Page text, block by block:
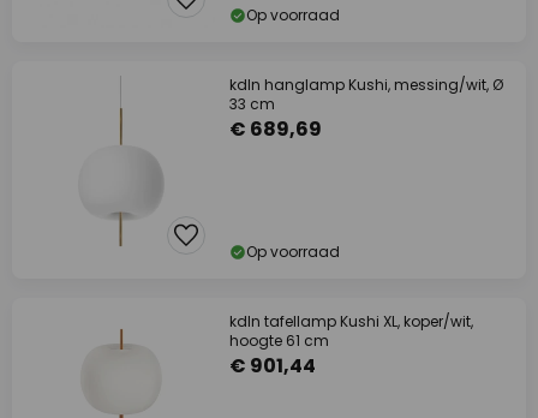
Op voorraad
kdln hanglamp Kushi, messing/wit, Ø
33 cm
€ 689,69
Op voorraad
kdln tafellamp Kushi XL, koper/wit,
hoogte 61 cm
€ 901,44